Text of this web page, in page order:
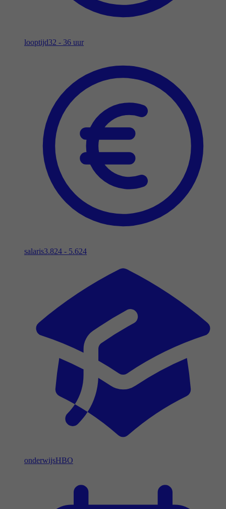
looptijd32 - 36 uur
salaris3.824 - 5.624
onderwijsHBO